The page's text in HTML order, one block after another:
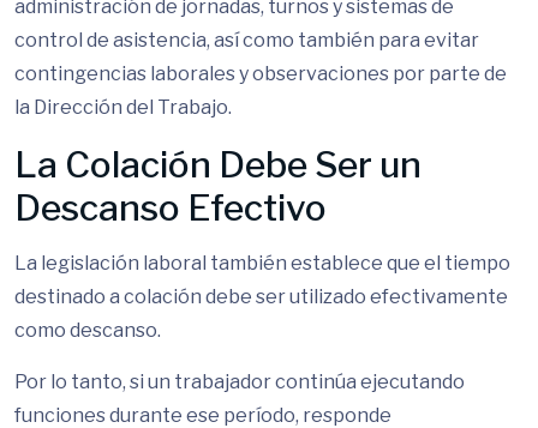
administración de jornadas, turnos y sistemas de
control de asistencia, así como también para evitar
contingencias laborales y observaciones por parte de
la Dirección del Trabajo.
La Colación Debe Ser un
Descanso Efectivo
La legislación laboral también establece que el tiempo
destinado a colación debe ser utilizado efectivamente
como descanso.
Por lo tanto, si un trabajador continúa ejecutando
funciones durante ese período, responde